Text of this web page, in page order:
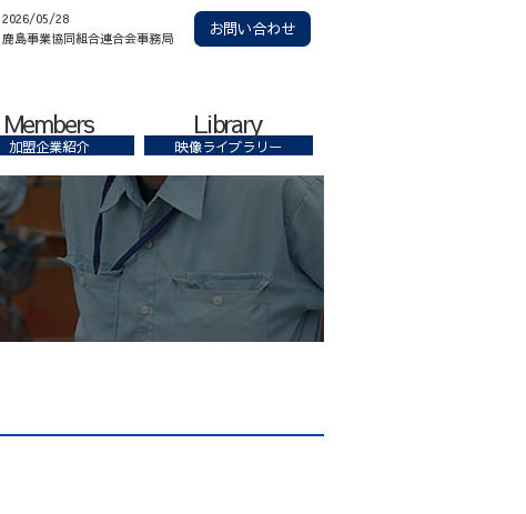
2026/05/28 お問い合わせ
鹿島事業協同組合連合会事務局
Members
加盟企業紹介
Library
映像ライブラリー